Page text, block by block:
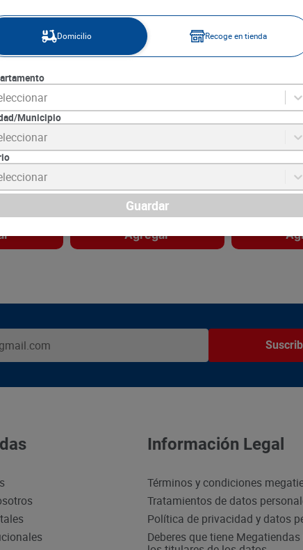
Coruña x
Oliva x 160 g
SKU :7702367003511
Gramo: $69.31
$11.090
Agregar
Sardina en
Van Camp's x
SKU :
Gramo: $27.74
$11.790
Información Legal
Términos y condiciones
Tratamientos de datos
Política de privacidad y datos
Deberes que tiene
Domicilio Recoge en tienda
Municipio
Guardar